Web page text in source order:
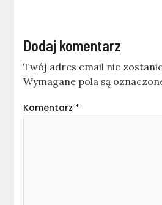
Dodaj komentarz
Twój adres email nie
Wymagane pola są
Komentarz *